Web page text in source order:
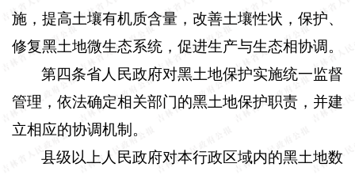
施，提高土壤有机质含量，改善土壤性状，保护、
修复黑土地微生态系统，促进生产与生态相协调。
第四条省人民政府对黑土地保护实施统一监督
管理，依法确定相关部门的黑土地保护职责，并建
立相应的协调机制。
县级以上人民政府对本行政区域内的黑土地数